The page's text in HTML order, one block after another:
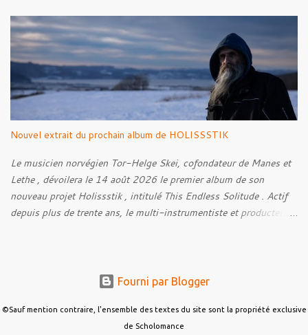
Half-Starved Pony 02. To Be Free (Bill) 03. A Gardener - 04:05
04. Farewell, Good Beast of Burden 05. A Fox Passing Through
the Woods on Business of Their Own 06. The Road to Bree 07.
We Were Born to Suffer 08. Horsethieving 09. A Final Parting
Onward de Lammoth
Nouvel extrait du prochain album de HOLISSSTIK
Le musicien norvégien Tor-Helge Skei, cofondateur de Manes et
Lethe , dévoilera le 14 août 2026 le premier album de son
nouveau projet Holissstik , intitulé This Endless Solitude . Actif
depuis plus de trente ans, le multi-instrumentiste et producteur
autour de thématiques telles que la solitude, les angoisses et les
œuvre collaborative. Le disque réunit plus de quinze musiciens
invités, parmi lesquels Anna Murphy , Martyna Halas , Nik Košar ,
Fourni par Blogger
©Sauf mention contraire, l'ensemble des textes du site sont la propriété exclusive
de Scholomance